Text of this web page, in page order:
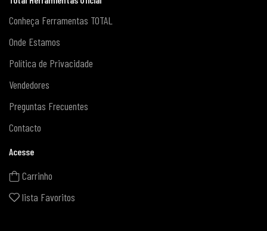
Conheça Ferramentas TOTAL
Onde Estamos
Política de Privacidade
Vendedores
Preguntas Frecuentes
Contacto
Acesse
Carrinho
lista Favoritos